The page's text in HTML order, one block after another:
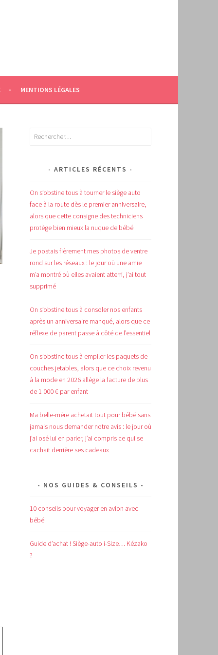
MENTIONS LÉGALES
Rechercher :
ARTICLES RÉCENTS
On s’obstine tous à tourner le siège auto
face à la route dès le premier anniversaire,
alors que cette consigne des techniciens
protège bien mieux la nuque de bébé
Je postais fièrement mes photos de ventre
rond sur les réseaux : le jour où une amie
m’a montré où elles avaient atterri, j’ai tout
supprimé
On s’obstine tous à consoler nos enfants
après un anniversaire manqué, alors que ce
réflexe de parent passe à côté de l’essentiel
On s’obstine tous à empiler les paquets de
couches jetables, alors que ce choix revenu
à la mode en 2026 allège la facture de plus
de 1 000 € par enfant
Ma belle-mère achetait tout pour bébé sans
jamais nous demander notre avis : le jour où
j’ai osé lui en parler, j’ai compris ce qui se
cachait derrière ses cadeaux
NOS GUIDES & CONSEILS
10 conseils pour voyager en avion avec
bébé
Guide d’achat ! Siège-auto i-Size… Kézako
?